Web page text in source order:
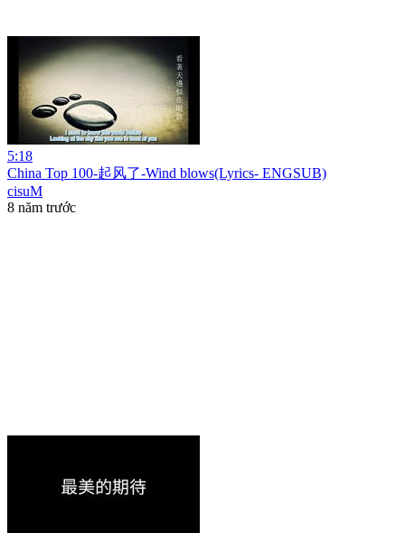
5:18
China Top 100-起风了-Wind blows(Lyrics- ENGSUB)
cisuM
8 năm trước